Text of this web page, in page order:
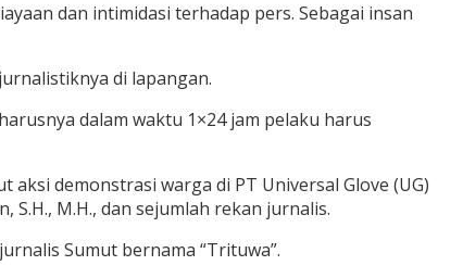
dan intimidasi terhadap pers. Sebagai insan
di lapangan.
dalam waktu 1×24 jam pelaku harus
demonstrasi warga di PT Universal Glove (UG)
S.H., M.H., dan sejumlah rekan jurnalis.
Sumut bernama “Trituwa”.